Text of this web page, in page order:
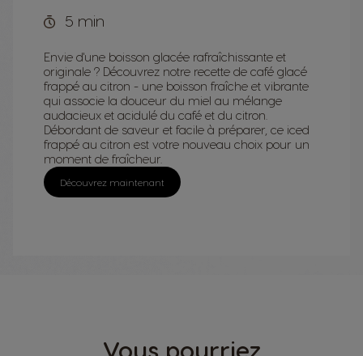
5 min
Envie d'une boisson glacée rafraîchissante et
originale ? Découvrez notre recette de café glacé
frappé au citron - une boisson fraîche et vibrante
qui associe la douceur du miel au mélange
audacieux et acidulé du café et du citron.
Débordant de saveur et facile à préparer, ce iced
frappé au citron est votre nouveau choix pour un
moment de fraîcheur.
Découvrez maintenant
Vous pourriez